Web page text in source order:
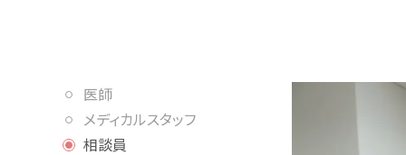
医師
メディカルスタッフ
相談員